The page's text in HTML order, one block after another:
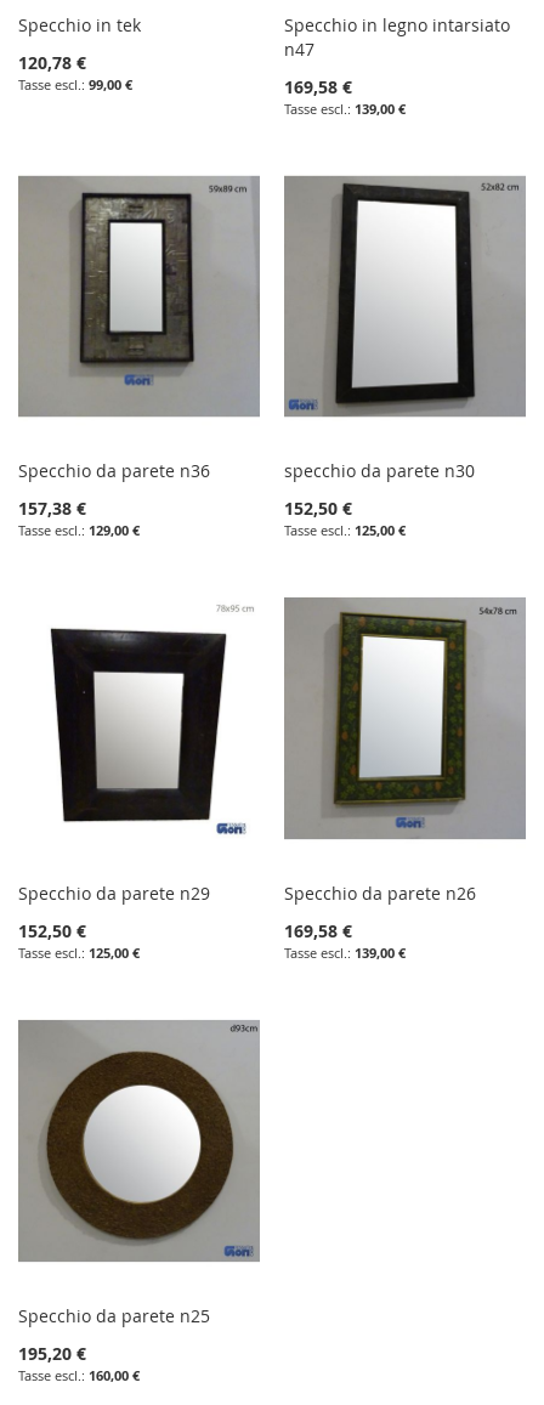
Specchio in tek
120,78 €
99,00 €
Specchio in legno intarsiato
n47
169,58 €
139,00 €
Specchio da parete n36
157,38 €
129,00 €
specchio da parete n30
152,50 €
125,00 €
Specchio da parete n29
152,50 €
125,00 €
Specchio da parete n26
169,58 €
139,00 €
Specchio da parete n25
195,20 €
160,00 €